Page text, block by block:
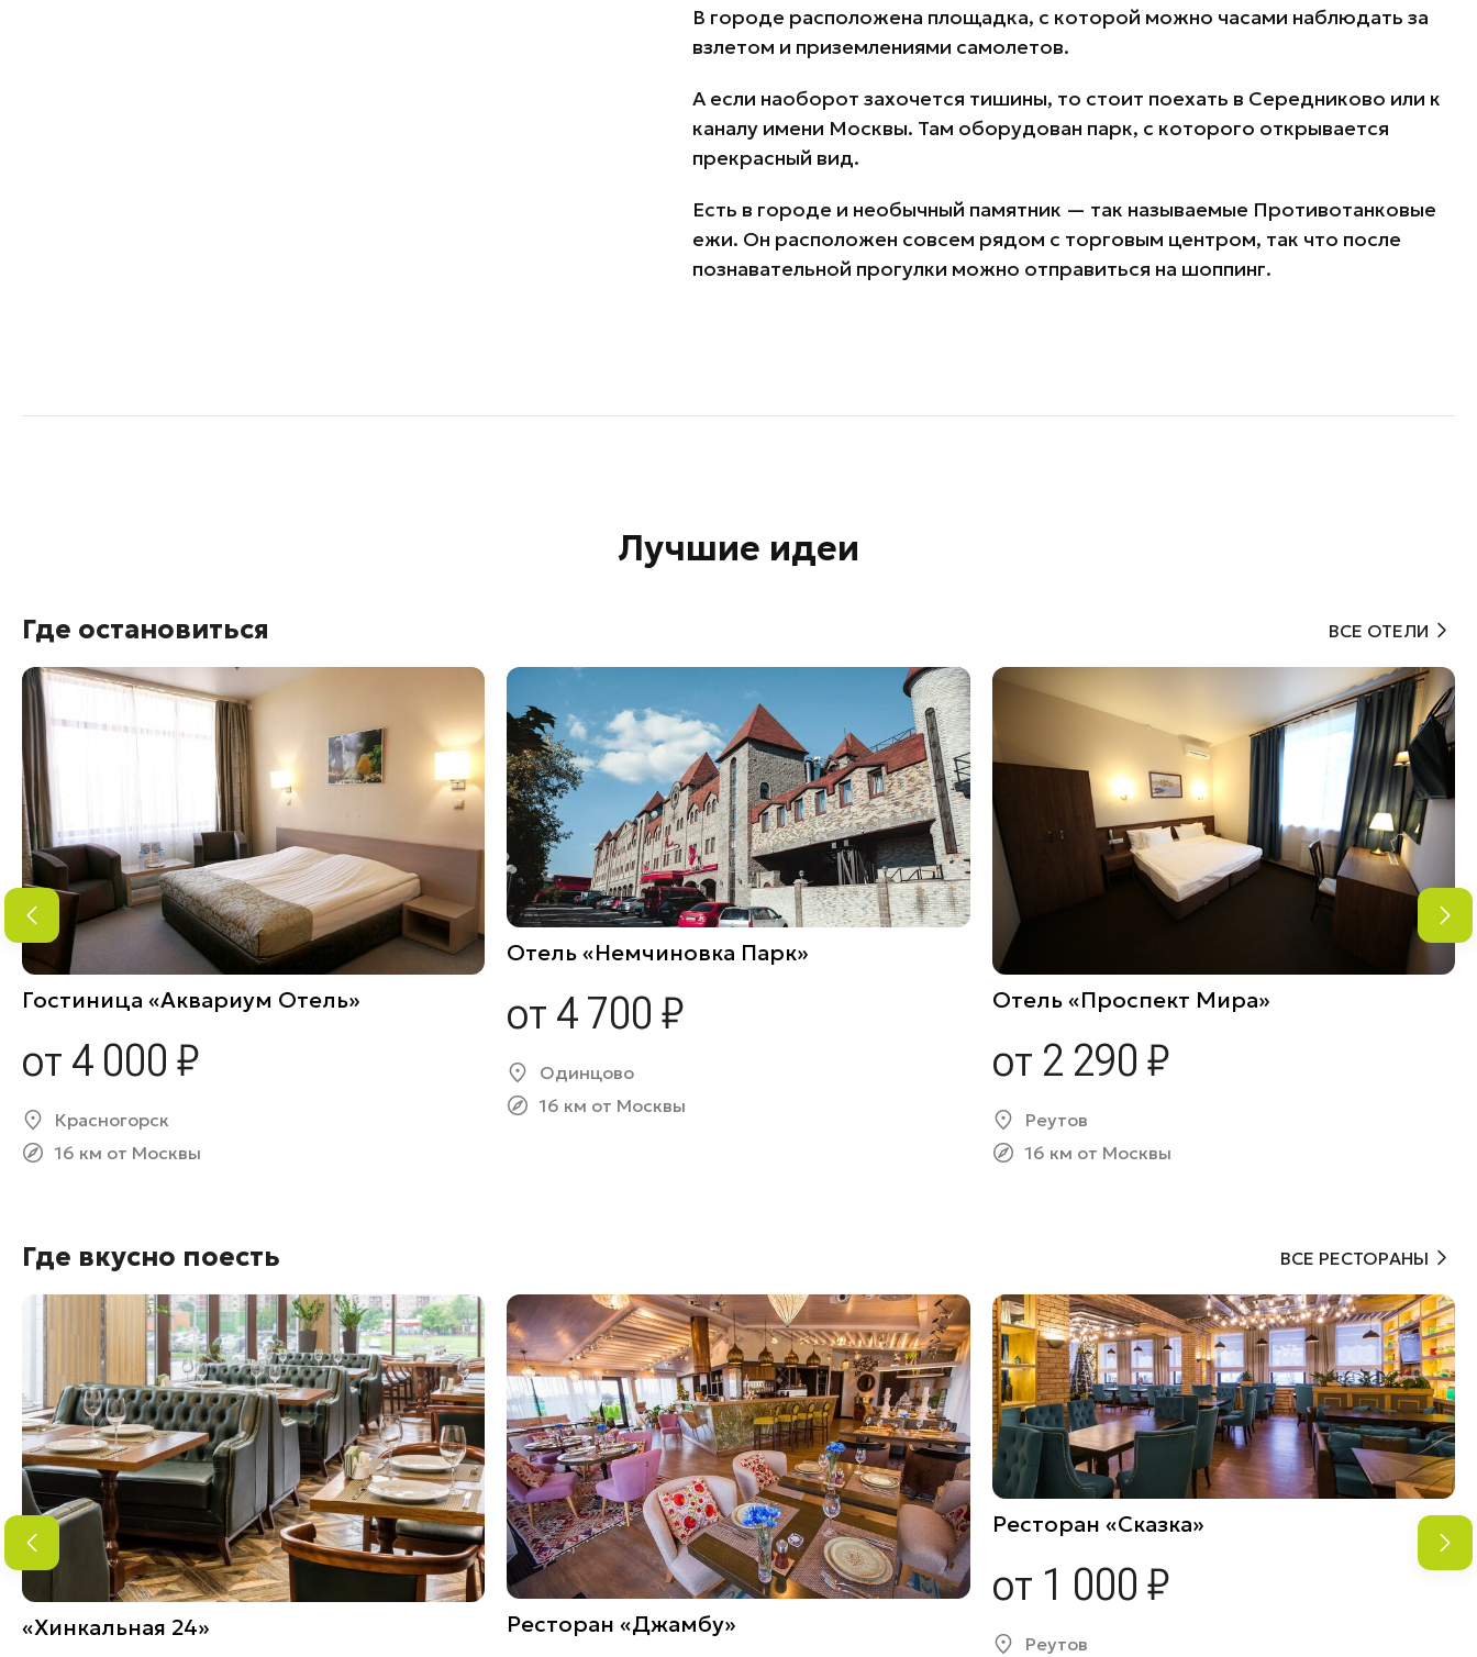
В городе расположена площадка, с которой можно часами наблюдать за
взлетом и приземлениями самолетов.
А если наоборот захочется тишины, то стоит поехать в Середниково или к
каналу имени Москвы. Там оборудован парк, с которого открывается
прекрасный вид.
Есть в городе и необычный памятник — так называемые Противотанковые
ежи. Он расположен совсем рядом с торговым центром, так что после
познавательной прогулки можно отправиться на шоппинг.
Лучшие идеи
Где остановиться ВСЕ ОТЕЛИ
Гостиница «Аквариум Отель»
от 4 000 ₽
Красногорск
16 км от Москвы
Отель «Немчиновка Парк»
от 4 700 ₽
Одинцово
16 км от Москвы
Отель «Проспект Мира»
от 2 290 ₽
Реутов
16 км от Москвы
Где вкусно поесть ВСЕ РЕСТОРАНЫ
«Хинкальная 24» Ресторан «Джамбу»
Ресторан «Сказка»
от 1 000 ₽
Реутов